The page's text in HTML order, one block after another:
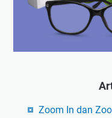
Zoom In dan